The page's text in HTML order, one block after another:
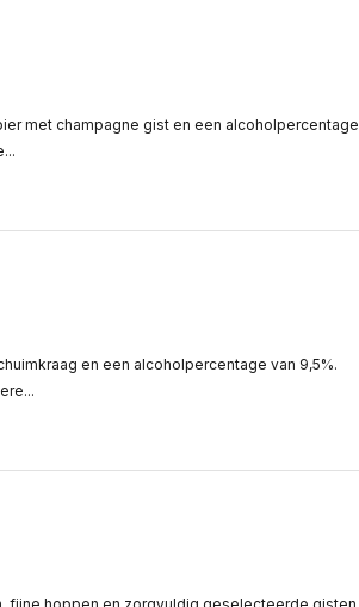
met champagne gist en een alcoholpercentage
en een alcoholpercentage van 9,5%.